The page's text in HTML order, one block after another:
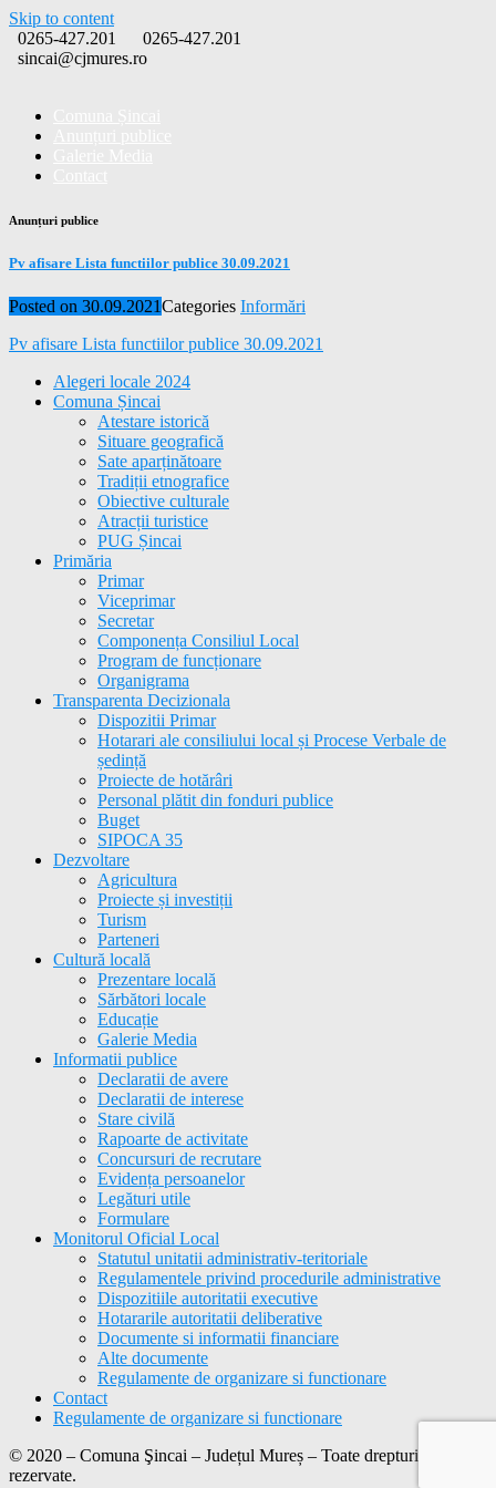
Skip to content
0265-427.201
0265-427.201
sincai@cjmures.ro
Anunțuri publice
Pv afisare Lista functiilor publice 30.09.2021
Posted on 30.09.2021Categories Informări
Pv afisare Lista functiilor publice 30.09.2021
Alegeri locale 2024
Comuna Șincai
Atestare istorică
Situare geografică
Sate aparținătoare
Tradiții etnografice
Obiective culturale
Atracții turistice
PUG Șincai
Primăria
Primar
Viceprimar
Secretar
Componența Consiliul Local
Program de funcționare
Organigrama
Transparenta Decizionala
Dispozitii Primar
Hotarari ale consiliului local și Procese Verbale de
ședință
Proiecte de hotărâri
Personal plătit din fonduri publice
Buget
SIPOCA 35
Dezvoltare
Agricultura
Proiecte și investiții
Turism
Parteneri
Cultură locală
Prezentare locală
Sărbători locale
Educație
Galerie Media
Informatii publice
Declaratii de avere
Declaratii de interese
Stare civilă
Rapoarte de activitate
Concursuri de recrutare
Evidența persoanelor
Legături utile
Formulare
Monitorul Oficial Local
Statutul unitatii administrativ-teritoriale
Regulamentele privind procedurile administrative
Dispozitiile autoritatii executive
Hotararile autoritatii deliberative
Documente si informatii financiare
Alte documente
Regulamente de organizare si functionare
Contact
Regulamente de organizare si functionare
© 2020 – Comuna Şincai – Județul Mureș – Toate drepturile
rezervate.